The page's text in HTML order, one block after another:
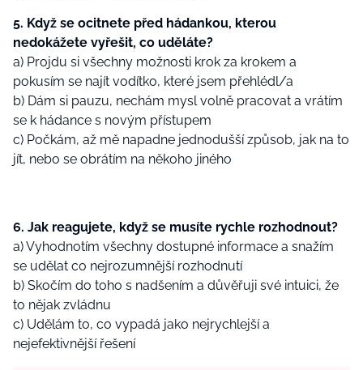
5. Když se ocitnete před hádankou, kterou
nedokážete vyřešit, co uděláte?
a) Projdu si všechny možnosti krok za krokem a
pokusím se najít vodítko, které jsem přehlédl/a
b) Dám si pauzu, nechám mysl volně pracovat a vrátím
se k hádance s novým přístupem
c) Počkám, až mě napadne jednodušší způsob, jak na to
jít, nebo se obrátím na někoho jiného
6. Jak reagujete, když se musíte rychle rozhodnout?
a) Vyhodnotím všechny dostupné informace a snažím
se udělat co nejrozumnější rozhodnutí
b) Skočím do toho s nadšením a důvěřuji své intuici, že
to nějak zvládnu
c) Udělám to, co vypadá jako nejrychlejší a
nejefektivnější řešení